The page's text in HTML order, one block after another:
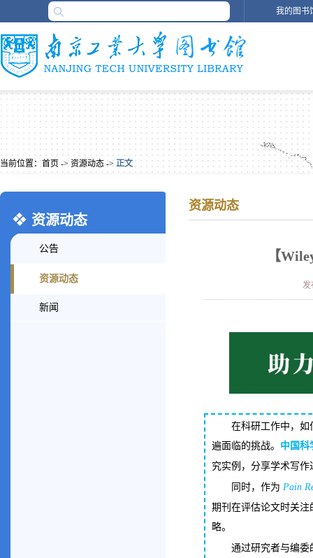
我的图书
当前位置： 首页 -> 资源动态 -> 正文
资源动态
【
发
在科研工作中，
遍面临的挑战。 中国科
究实例，分享学术写
同时，作为 Pain
期刊在评估论文时关
略。
通过研究者与编
资源动态
公告
资源动态
新闻